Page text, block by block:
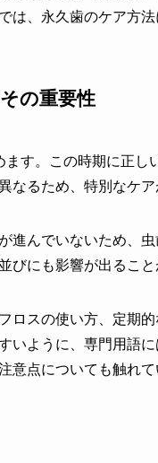
は、永久歯のケア方法
の重要性
す。この時期に正
なるため、特別なケア
進んでいないため、
びにも影響が出ること
ロスの使い方、定期
いように、専門用語
意点についても触れて